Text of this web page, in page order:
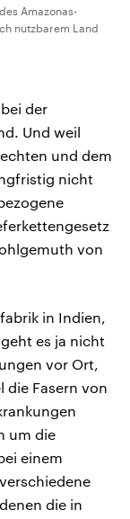
Amazonas-
nutzbarem Land
der
Und weil
und dem
nicht
von
in Indien,
es ja nicht
vor Ort,
die Fasern von
um die
einem
die in